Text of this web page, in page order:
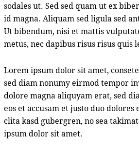
sodales ut. Sed sed quam ut ex
id magna. Aliquam sed ligula sed
Ut bibendum, nisi et mattis
metus, nec dapibus risus risus quis
Lorem ipsum dolor sit amet,
sed diam nonumy eirmod tempor
dolore magna aliquyam erat, sed
eos et accusam et justo duo dolores
clita kasd gubergren, no sea
ipsum dolor sit amet.